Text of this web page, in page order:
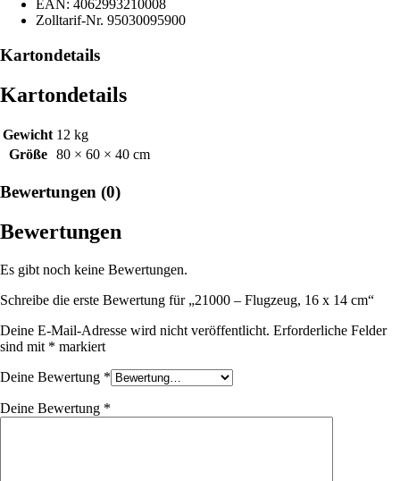
EAN: 4062993210008
Zolltarif-Nr. 95030095900
Kartondetails
Kartondetails
Gewicht 12 kg
Größe
80 × 60 × 40 cm
Bewertungen (0)
Bewertungen
Es gibt noch keine Bewertungen.
Schreibe die erste Bewertung für „21000 – Flugzeug, 16 x 14 cm“
Deine E-Mail-Adresse wird nicht veröffentlicht. Erforderliche Felder
sind mit * markiert
Deine Bewertung *
Deine Bewertung *